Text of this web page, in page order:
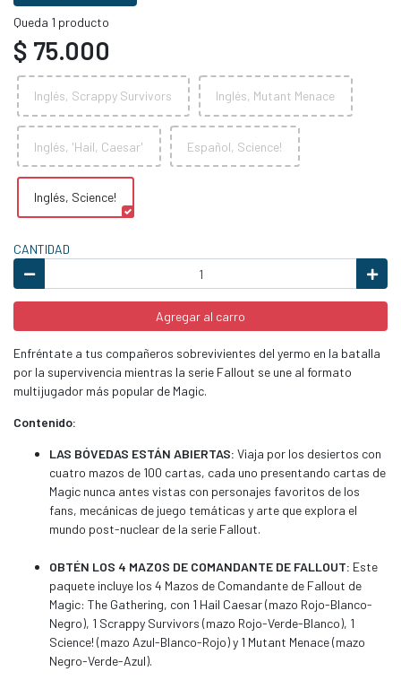
Queda 1 producto
$ 75.000
Inglés, Scrappy Survivors Inglés, Mutant Menace
Inglés, 'Hail, Caesar' Español, Science!
Inglés, Science!
CANTIDAD
Agregar al carro
Enfréntate a tus compañeros sobrevivientes del yermo en la batalla
por la supervivencia mientras la serie Fallout se une al formato
multijugador más popular de Magic.
Contenido:
LAS BÓVEDAS ESTÁN ABIERTAS: Viaja por los desiertos con
cuatro mazos de 100 cartas, cada uno presentando cartas de
Magic nunca antes vistas con personajes favoritos de los
fans, mecánicas de juego temáticas y arte que explora el
mundo post-nuclear de la serie Fallout.
OBTÉN LOS 4 MAZOS DE COMANDANTE DE FALLOUT: Este
paquete incluye los 4 Mazos de Comandante de Fallout de
Magic: The Gathering, con 1 Hail Caesar (mazo Rojo-Blanco-
Negro), 1 Scrappy Survivors (mazo Rojo-Verde-Blanco), 1
Science! (mazo Azul-Blanco-Rojo) y 1 Mutant Menace (mazo
Negro-Verde-Azul).